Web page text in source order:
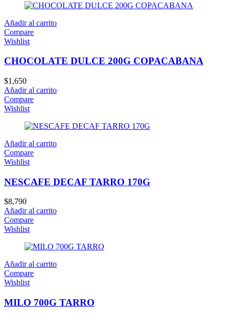
Añadir al carrito
Compare
Wishlist
CHOCOLATE DULCE 200G COPACABANA
$1,650
Añadir al carrito
Compare
Wishlist
Añadir al carrito
Compare
Wishlist
NESCAFE DECAF TARRO 170G
$8,790
Añadir al carrito
Compare
Wishlist
Añadir al carrito
Compare
Wishlist
MILO 700G TARRO